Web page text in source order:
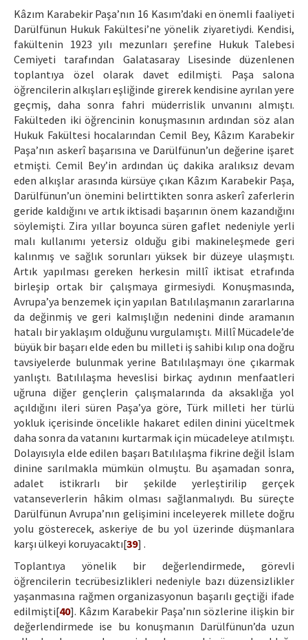
Kâzım Karabekir Paşa’nın 16 Kasım’daki en önemli faaliyeti
Darülfünun Hukuk Fakültesi’ne yönelik ziyaretiydi. Kendisi,
fakültenin 1923 yılı mezunları şerefine Hukuk Talebesi
Cemiyeti tarafından Galatasaray Lisesinde düzenlenen
toplantıya özel olarak davet edilmişti. Paşa salona
öğrencilerin alkışları eşliğinde girerek kendisine ayrılan yere
geçmiş, daha sonra fahri müderrislik unvanını almıştı.
Fakülteden iki öğrencinin konuşmasının ardından söz alan
Hukuk Fakültesi hocalarından Cemil Bey, Kâzım Karabekir
Paşa’nın askerî başarısına ve Darülfünun’un değerine işaret
etmişti. Cemil Bey’in ardından üç dakika aralıksız devam
eden alkışlar arasında kürsüye çıkan Kâzım Karabekir Paşa,
Darülfünun’un önemini belirttikten sonra askerî zaferlerin
geride kaldığını ve artık iktisadi başarının önem kazandığını
söylemişti. Zira yıllar boyunca süren gaflet nedeniyle yerli
malı kullanımı yetersiz olduğu gibi makineleşmede geri
kalınmış ve sağlık sorunları yüksek bir düzeye ulaşmıştı.
Artık yapılması gereken herkesin millî iktisat etrafında
birleşip ortak bir çalışmaya girmesiydi. Konuşmasında,
Avrupa’ya benzemek için yapılan Batılılaşmanın zararlarına
da değinmiş ve geri kalmışlığın nedenini dinde aramanın
hatalı bir yaklaşım olduğunu vurgulamıştı. Millî Mücadele’de
büyük bir başarı elde eden bu milleti iş sahibi kılıp ona doğru
tavsiyelerde bulunmak yerine Batılılaşmayı öne çıkarmak
yanlıştı. Batılılaşma heveslisi birkaç aydının menfaatleri
uğruna diğer gençlerin çalışmalarında da aksaklığa yol
açıldığını ileri süren Paşa’ya göre, Türk milleti her türlü
yokluk içerisinde öncelikle hakaret edilen dinini yüceltmek
daha sonra da vatanını kurtarmak için mücadeleye atılmıştı.
Dolayısıyla elde edilen başarı Batılılaşma fikrine değil İslam
dinine sarılmakla mümkün olmuştu. Bu aşamadan sonra,
adalet istikrarlı bir şekilde yerleştirilip gerçek
vatanseverlerin hâkim olması sağlanmalıydı. Bu süreçte
Darülfünun Avrupa’nın gelişimini inceleyerek millete doğru
yolu gösterecek, askeriye de bu yol üzerinde düşmanlara
karşı ülkeyi koruyacaktı[39] .
Toplantıya yönelik bir değerlendirmede, görevli
öğrencilerin tecrübesizlikleri nedeniyle bazı düzensizlikler
yaşanmasına rağmen organizasyonun başarılı geçtiği ifade
edilmişti[40]. Kâzım Karabekir Paşa’nın sözlerine ilişkin bir
değerlendirmede ise bu konuşmanın Darülfünun’da uzun